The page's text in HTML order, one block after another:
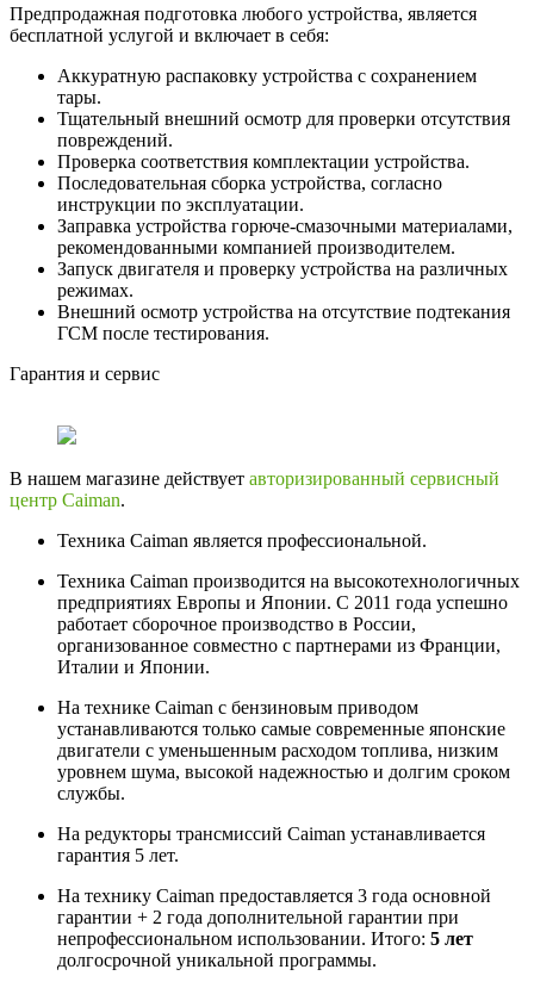
Предпродажная подготовка любого устройства, является
бесплатной услугой и включает в себя:
Аккуратную распаковку устройства с сохранением
тары.
Тщательный внешний осмотр для проверки отсутствия
повреждений.
Проверка соответствия комплектации устройства.
Последовательная сборка устройства, согласно
инструкции по эксплуатации.
Заправка устройства горюче-смазочными материалами,
рекомендованными компанией производителем.
Запуск двигателя и проверку устройства на различных
режимах.
Внешний осмотр устройства на отсутствие подтекания
ГСМ после тестирования.
Гарантия и сервис
В нашем магазине действует авторизированный сервисный
центр Caiman.
Техника Caiman является профессиональной.
Техника Caiman производится на высокотехнологичных
предприятиях Европы и Японии. С 2011 года успешно
работает сборочное производство в России,
организованное совместно с партнерами из Франции,
Италии и Японии.
На технике Caiman с бензиновым приводом
устанавливаются только самые современные японские
двигатели с уменьшенным расходом топлива, низким
уровнем шума, высокой надежностью и долгим сроком
службы.
На редукторы трансмиссий Caiman устанавливается
гарантия 5 лет.
На технику Caiman предоставляется 3 года основной
гарантии + 2 года дополнительной гарантии при
непрофессиональном использовании. Итого: 5 лет
долгосрочной уникальной программы.